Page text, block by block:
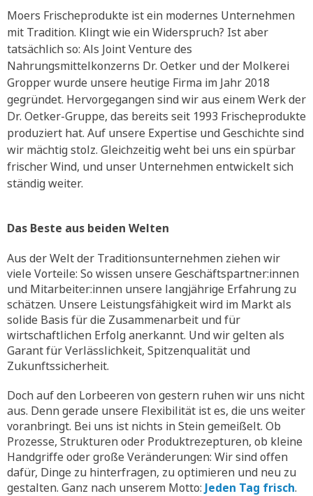
Moers Frischeprodukte ist ein modernes Unternehmen
mit Tradition. Klingt wie ein Widerspruch? Ist aber
tatsächlich so: Als Joint Venture des
Nahrungsmittelkonzerns Dr. Oetker und der Molkerei
Gropper wurde unsere heutige Firma im Jahr 2018
gegründet. Hervorgegangen sind wir aus einem Werk der
Dr. Oetker-Gruppe, das bereits seit 1993 Frischeprodukte
produziert hat. Auf unsere Expertise und Geschichte sind
wir mächtig stolz. Gleichzeitig weht bei uns ein spürbar
frischer Wind, und unser Unternehmen entwickelt sich
ständig weiter.
Das Beste aus beiden Welten
Aus der Welt der Traditionsunternehmen ziehen wir
viele Vorteile: So wissen unsere Geschäftspartner:innen
und Mitarbeiter:innen unsere langjährige Erfahrung zu
schätzen. Unsere Leistungsfähigkeit wird im Markt als
solide Basis für die Zusammenarbeit und für
wirtschaftlichen Erfolg anerkannt. Und wir gelten als
Garant für Verlässlichkeit, Spitzenqualität und
Zukunftssicherheit.
Doch auf den Lorbeeren von gestern ruhen wir uns nicht
aus. Denn gerade unsere Flexibilität ist es, die uns weiter
voranbringt. Bei uns ist nichts in Stein gemeißelt. Ob
Prozesse, Strukturen oder Produktrezepturen, ob kleine
Handgriffe oder große Veränderungen: Wir sind offen
dafür, Dinge zu hinterfragen, zu optimieren und neu zu
gestalten. Ganz nach unserem Motto: Jeden Tag frisch.